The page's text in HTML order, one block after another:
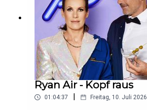
Ryan Air - Kopf raus
01:04:37 Freitag, 10. Juli 2026